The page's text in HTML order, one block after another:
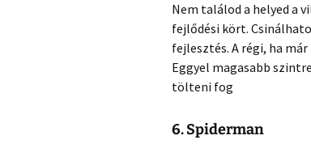
Nem találod a helyed a
fejlődési kört.
fejlesztés. A régi, ha
Eggyel magasabb
tölteni fog
6. Spiderman